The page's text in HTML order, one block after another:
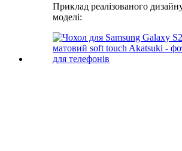
Приклад реалізованого
моделі: